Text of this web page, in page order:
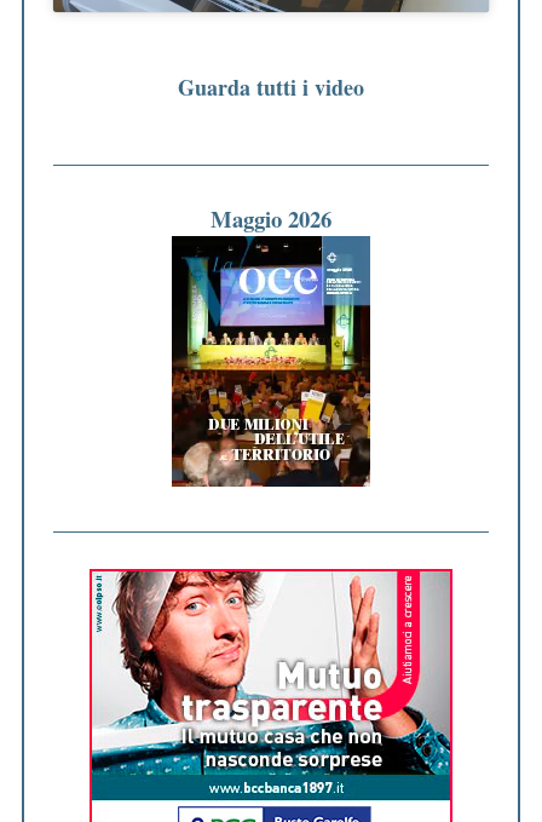
Guarda tutti i video
Maggio 2026